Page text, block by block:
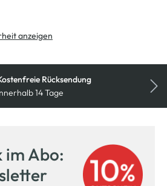
anzeigen
Rücksendung
14 Tage
im Abo: